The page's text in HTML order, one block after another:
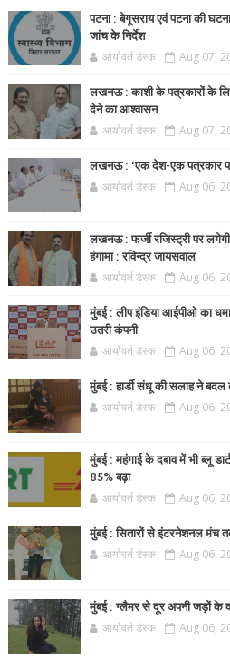
पटना : बेगूसराय एवं पटना की
जांच के निर्देश
आर्यावर्त डेस्क Aug 07,
लखनऊ : काशी के पत्रकारों के
देने का आश्वासन
आर्यावर्त डेस्क Aug 07,
लखनऊ : ‘एक देश-एक पत्रकार
आर्यावर्त डेस्क Aug 06,
लखनऊ : फर्जी रजिस्ट्री पर लगेगी
हंगामा : रविन्द्र जायसवाल
आर्यावर्त डेस्क Aug 06,
मुंबई : लीप इंडिया आईपीओ का
उतरी कंपनी
आर्यावर्त डेस्क Aug 06,
मुंबई : हार्डी संधू की सलाह ने
आर्यावर्त डेस्क Aug 06,
मुंबई : महंगाई के दबाव में भी ब्लू
85% बढ़ा
आर्यावर्त डेस्क Aug 06,
मुंबई : सितारों से इंटरनेशनल मंच
आर्यावर्त डेस्क Aug 06,
मुंबई : ग्लैमर से दूर अपनी जड़ों के
आर्यावर्त डेस्क Aug 06,